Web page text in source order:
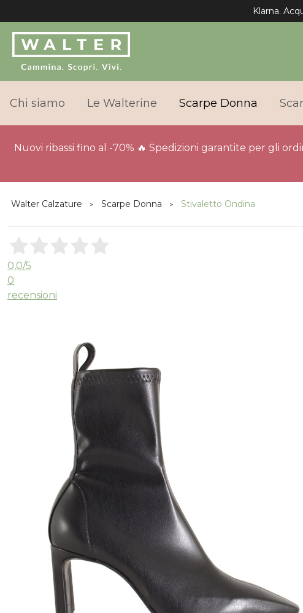
Klarna.
Chi siamo Le Walterine Scarpe Donna
Nuovi ribassi fino al -70% 🔥 Spedizioni garantite per gli
Walter Calzature Scarpe Donna Stivaletto Ondina
0,0/5
0
recensioni